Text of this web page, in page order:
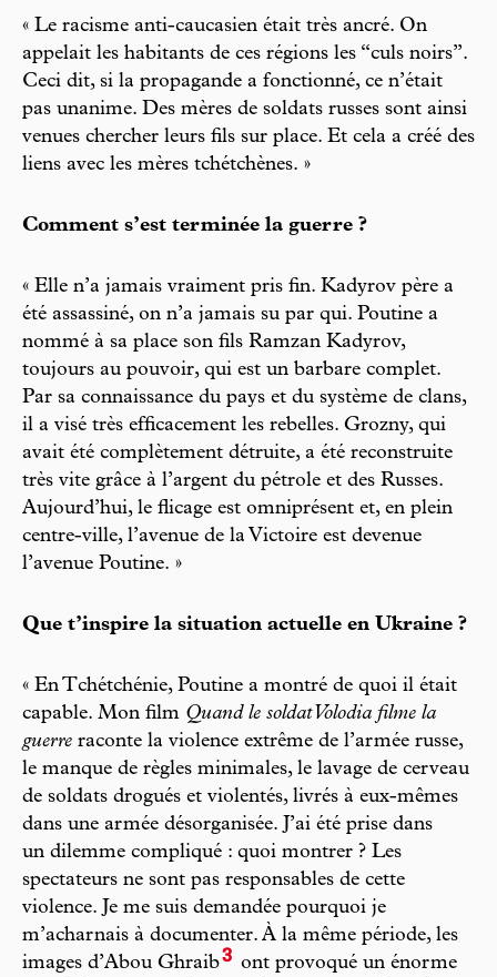
« Le racisme anti-caucasien était très ancré. On
appelait les habitants de ces régions les “culs noirs”.
Ceci dit, si la propagande a fonctionné, ce n’était
pas unanime. Des mères de soldats russes sont ainsi
venues chercher leurs fils sur place. Et cela a créé des
liens avec les mères tchétchènes. »
Comment s’est terminée la guerre ?
« Elle n’a jamais vraiment pris fin. Kadyrov père a
été assassiné, on n’a jamais su par qui. Poutine a
nommé à sa place son fils Ramzan Kadyrov,
toujours au pouvoir, qui est un barbare complet.
Par sa connaissance du pays et du système de clans,
il a visé très efficacement les rebelles. Grozny, qui
avait été complètement détruite, a été reconstruite
très vite grâce à l’argent du pétrole et des Russes.
Aujourd’hui, le flicage est omniprésent et, en plein
centre-ville, l’avenue de la Victoire est devenue
l’avenue Poutine. »
Que t’inspire la situation actuelle en Ukraine ?
« En Tchétchénie, Poutine a montré de quoi il était
capable. Mon film Quand le soldat Volodia filme la
guerre raconte la violence extrême de l’armée russe,
le manque de règles minimales, le lavage de cerveau
de soldats drogués et violentés, livrés à eux-mêmes
dans une armée désorganisée. J’ai été prise dans
un dilemme compliqué : quoi montrer ? Les
spectateurs ne sont pas responsables de cette
violence. Je me suis demandée pourquoi je
m’acharnais à documenter. À la même période, les
images d’Abou Ghraib3 ont provoqué un énorme